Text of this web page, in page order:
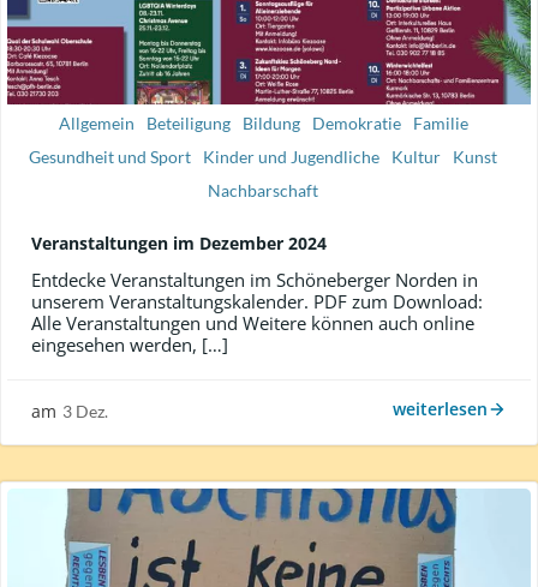
Allgemein Beteiligung Bildung Demokratie
Familie
Gesundheit und Sport
Kinder und Jugendliche Kultur
Kunst
Nachbarschaft
Veranstaltungen im Dezember 2024
Entdecke Veranstaltungen im Schöneberger Norden in
unserem Veranstaltungskalender. PDF zum Download:
Alle Veranstaltungen und Weitere können auch online
eingesehen werden, […]
am 3 Dez. weiterlesen